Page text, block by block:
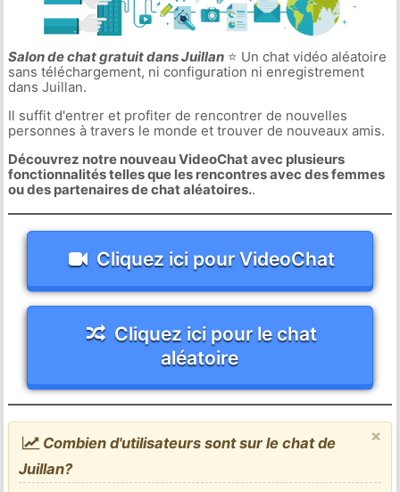
Salon de chat gratuit dans Juillan⭐ Un chat vidéo aléatoire
sans téléchargement, ni configuration ni enregistrement
dans Juillan.
Il suffit d'entrer et profiter de rencontrer de nouvelles
personnes à travers le monde et trouver de nouveaux amis.
Découvrez notre nouveau VideoChat avec plusieurs
fonctionnalités telles que les rencontres avec des femmes
ou des partenaires de chat aléatoires..
Cliquez ici pour VideoChat
Cliquez ici pour le chat
aléatoire
×
Combien d'utilisateurs sont sur le chat de
Juillan?